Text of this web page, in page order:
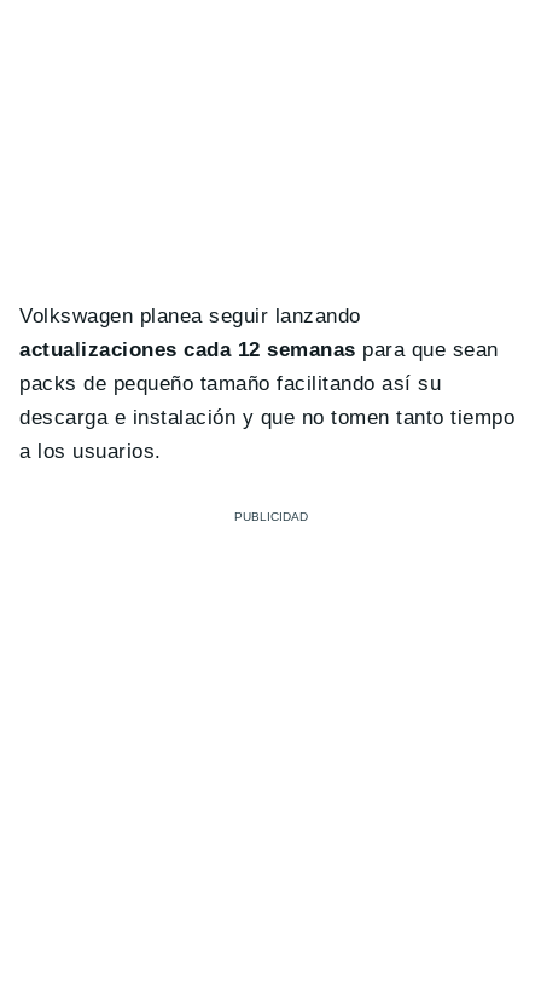
Volkswagen planea seguir lanzando
actualizaciones cada 12 semanas para que sean
packs de pequeño tamaño facilitando así su
descarga e instalación y que no tomen tanto tiempo
a los usuarios.